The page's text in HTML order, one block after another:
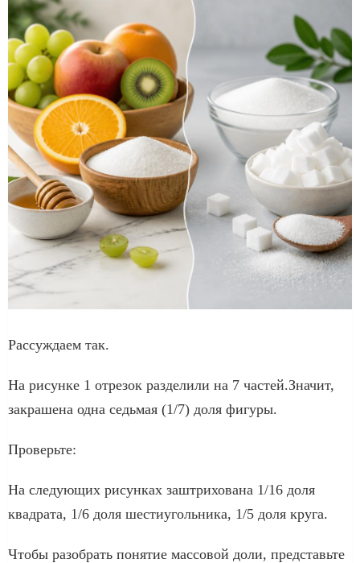
Рассуждаем так.
На рисунке 1 отрезок разделили на 7 частей.Значит,
закрашена одна седьмая (1/7) доля фигуры.
Проверьте:
На следующих рисунках заштрихована 1/16 доля
квадрата, 1/6 доля шестиугольника, 1/5 доля круга.
Чтобы разобрать понятие массовой доли, представьте